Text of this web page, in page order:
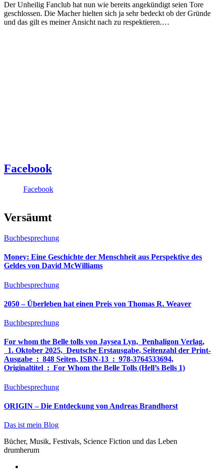
Der Unheilig Fanclub hat nun wie bereits angekündigt seien Tore
geschlossen. Die Macher hielten sich ja sehr bedeckt ob der Gründe
und das gilt es meiner Ansicht nach zu respektieren.…
Facebook
Facebook
Versäumt
Buchbesprechung
Money: Eine Geschichte der Menschheit aus Perspektive des
Geldes von David McWilliams
Buchbesprechung
2050 – Überleben hat einen Preis von Thomas R. Weaver
Buchbesprechung
For whom the Belle tolls von Jaysea Lyn, ‎ Penhaligon Verlag,
‎ 1. Oktober 2025, ‎ Deutsche Erstausgabe, Seitenzahl der Print-
Ausgabe ‏ : ‎ 848 Seiten, ISBN-13 ‏ : ‎ 978-3764533694,
Originaltitel ‏ : ‎ For Whom the Belle Tolls (Hell’s Bells 1)
Buchbesprechung
ORIGIN – Die Entdeckung von Andreas Brandhorst
Das ist mein Blog
Bücher, Musik, Festivals, Science Fiction und das Leben
drumherum